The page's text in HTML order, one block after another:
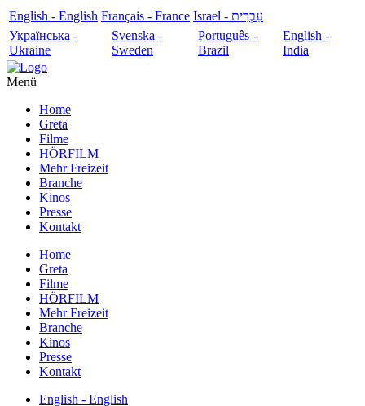
English - English Français - France
עִבְרִית - Israel
Українська -
Ukraine
Svenska -
Sweden
Português -
Brazil
English -
India
Menü
Home
Greta
Filme
HÖRFILM
Mehr Freizeit
Branche
Kinos
Presse
Kontakt
Home
Greta
Filme
HÖRFILM
Mehr Freizeit
Branche
Kinos
Presse
Kontakt
English - English